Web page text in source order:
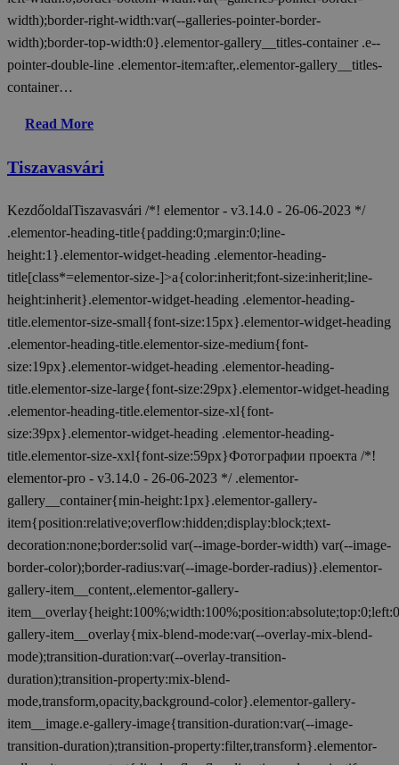
width);border-right-width:var(--galleries-pointer-border-
width);border-top-width:0}.elementor-gallery__titles-container .e--
pointer-double-line .elementor-item:after,.elementor-gallery__titles-
container…
Read More
Tiszavasvári
KezdőoldalTiszavasvári /*! elementor - v3.14.0 - 26-06-2023 */
.elementor-heading-title{padding:0;margin:0;line-
height:1}.elementor-widget-heading .elementor-heading-
title[class*=elementor-size-]>a{color:inherit;font-size:inherit;line-
height:inherit}.elementor-widget-heading .elementor-heading-
title.elementor-size-small{font-size:15px}.elementor-widget-heading
.elementor-heading-title.elementor-size-medium{font-
size:19px}.elementor-widget-heading .elementor-heading-
title.elementor-size-large{font-size:29px}.elementor-widget-heading
.elementor-heading-title.elementor-size-xl{font-
size:39px}.elementor-widget-heading .elementor-heading-
title.elementor-size-xxl{font-size:59px}Фотографии проекта /*!
elementor-pro - v3.14.0 - 26-06-2023 */ .elementor-
gallery__container{min-height:1px}.elementor-gallery-
item{position:relative;overflow:hidden;display:block;text-
decoration:none;border:solid var(--image-border-width) var(--image-
border-color);border-radius:var(--image-border-radius)}.elementor-
gallery-item__content,.elementor-gallery-
gallery-item__overlay{mix-blend-mode:var(--overlay-mix-blend-
mode);transition-duration:var(--overlay-transition-
duration);transition-property:mix-blend-
mode,transform,opacity,background-color}.elementor-gallery-
item__image.e-gallery-image{transition-duration:var(--image-
transition-duration);transition-property:filter,transform}.elementor-